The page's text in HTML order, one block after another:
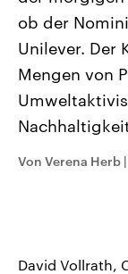
Alle
Sachsen-Anhalt
September 2026
Landtag. Seit
Bundesland von
CDU, SPD und
Umfragen,
Wahlprogramme,
und Hintergründe
und Kandidaten
Wahl.
Sendungen
ob der
Unilever. Der
Mengen von
Von Verena Herb |
David Vollrath,